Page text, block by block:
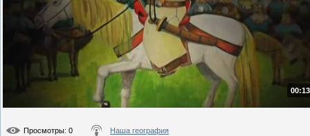
Просмотры: 0 Наша география